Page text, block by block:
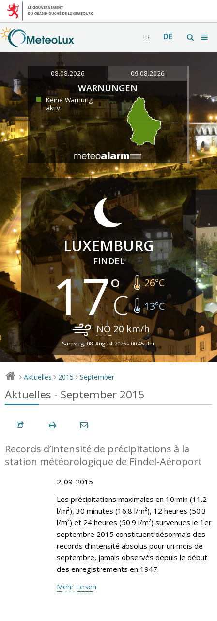
FR DE
08.08.2026 09.08.2026
WARNUNGEN
Keine Warnung
aktiv
LUXEMBURG
FINDEL
17 26°C
13°C
NO 20 km/h
Samstag, 08. August 2026 - 00:45 Uhr
> Aktuelles > 2015 > September
Aktuelles - September 2015
Records d’intensité de précipitations à la
station météorologique de Findel-Aéroport
2-09-2015
Les précipitations maximales en 10 min (11.2
l/m²), 30 minutes (16.8 l/m²), 12 heures (50.3
l/m²) et 24 heures (50.9 l/m²) survenues le 1er
septembre 2015 constituent désormais des
records d’intensité absolus pour un mois de
septembre, jamais observés depuis le début
des enregistrements en 1947.
Mehr Lesen